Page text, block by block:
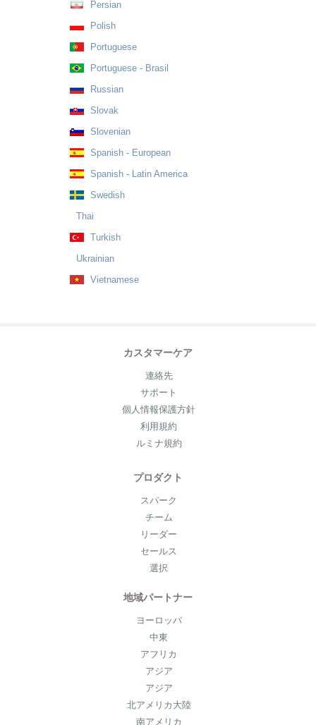
Persian
Polish
Portuguese
Portuguese - Brasil
Russian
Slovak
Slovenian
Spanish - European
Spanish - Latin America
Swedish
Thai
Turkish
Ukrainian
Vietnamese
カスタマーケア
連絡先
サポート
個人情報保護方針
利用規約
ルミナ規約
プロダクト
スパーク
チーム
リーダー
セールス
選択
地域パートナー
ヨーロッパ
中東
アフリカ
アジア
アジア
北アメリカ大陸
南アメリカ